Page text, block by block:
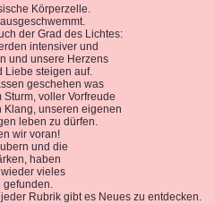
Körperzelle.
der Grad des Lichtes:
intensiver und
und unsere Herzens
Liebe steigen auf.
geschehen was
voller Vorfreude
unseren eigenen
leben zu dürfen.
wir voran!
und die
haben
vieles
Rubrik gibt es Neues zu entdecken.